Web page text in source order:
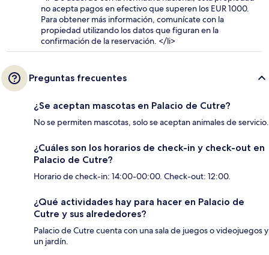
no acepta pagos en efectivo que superen los EUR 1000.
Para obtener más información, comunícate con la
propiedad utilizando los datos que figuran en la
confirmación de la reservación. </li>
Preguntas frecuentes
¿Se aceptan mascotas en Palacio de Cutre?
No se permiten mascotas, solo se aceptan animales de servicio.
¿Cuáles son los horarios de check-in y check-out en
Palacio de Cutre?
Horario de check-in: 14:00-00:00. Check-out: 12:00.
¿Qué actividades hay para hacer en Palacio de
Cutre y sus alrededores?
Palacio de Cutre cuenta con una sala de juegos o videojuegos y
un jardín.